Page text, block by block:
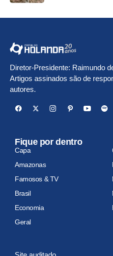
Diretor-Presidente: Raimundo
Artigos assinados são de
autores.
Fique por dentro
Capa
Amazonas
Famosos & TV
Brasil
Economia
Geral